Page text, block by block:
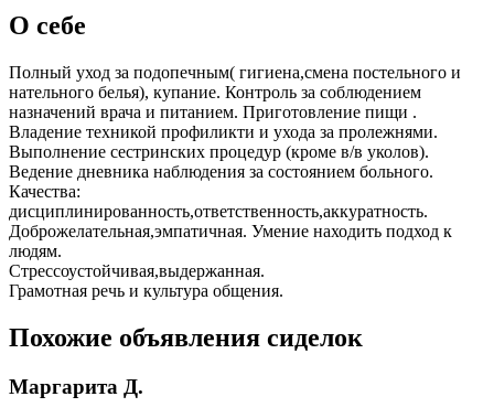
О себе
Полный уход за подопечным( гигиена,смена постельного и
нательного белья), купание. Контроль за соблюдением
назначений врача и питанием. Приготовление пищи .
Владение техникой профиликти и ухода за пролежнями.
Выполнение сестринских процедур (кроме в/в уколов).
Ведение дневника наблюдения за состоянием больного.
Качества:
дисциплинированность,ответственность,аккуратность.
Доброжелательная,эмпатичная. Умение находить подход к
людям.
Стрессоустойчивая,выдержанная.
Грамотная речь и культура общения.
Похожие объявления сиделок
Маргарита Д.